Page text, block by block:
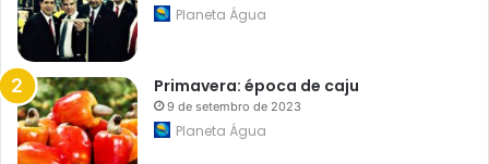
r
d
e
Planeta Água
Primavera: época de caju
9 de setembro de 2023
Planeta Água